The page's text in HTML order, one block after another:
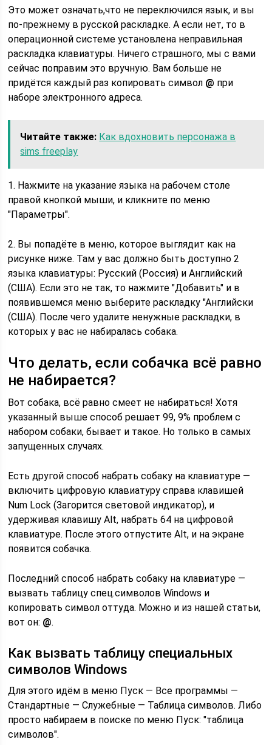
Это может означать,что не переключился язык, и вы
по-прежнему в русской раскладке. А если нет, то в
операционной системе установлена неправильная
раскладка клавиатуры. Ничего страшного, мы с вами
сейчас поправим это вручную. Вам больше не
придётся каждый раз копировать символ @ при
наборе электронного адреса.
Читайте также: Как вдохновить персонажа в
sims freeplay
1. Нажмите на указание языка на рабочем столе
правой кнопкой мыши, и кликните по меню
"Параметры".
2. Вы попадёте в меню, которое выглядит как на
рисунке ниже. Там у вас должно быть доступно 2
языка клавиатуры: Русский (Россия) и Английский
(США). Если это не так, то нажмите "Добавить" и в
появившемся меню выберите раскладку "Английски
(США). После чего удалите ненужные раскладки, в
которых у вас не набиралась собака.
Что делать, если собачка всё равно
не набирается?
Вот собака, всё равно смеет не набираться! Хотя
указанный выше способ решает 99, 9% проблем с
набором собаки, бывает и такое. Но только в самых
запущенных случаях.
Есть другой способ набрать собаку на клавиатуре —
включить цифровую клавиатуру справа клавишей
Num Lock (Загорится световой индикатор), и
удерживая клавишу Alt, набрать 64 на цифровой
клавиатуре. После этого отпустите Alt, и на экране
появится собачка.
Последний способ набрать собаку на клавиатуре —
вызвать таблицу спец.символов Windows и
копировать символ оттуда. Можно и из нашей статьи,
вот он: @.
Как вызвать таблицу специальных
символов Windows
Для этого идём в меню Пуск — Все программы —
Стандартные — Служебные — Таблица символов. Либо
просто набираем в поиске по меню Пуск: "таблица
символов".